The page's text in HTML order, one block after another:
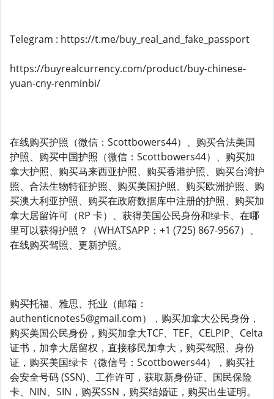
Telegram : https://t.me/buy_real_and_fake_passport
https://buyrealcurrency.com/product/buy-chinese-
yuan-cny-renminbi/
在线购买护照（微信：Scottbowers44）、购买合法美国
护照、购买中国护照（微信：Scottbowers44）、购买加
拿大护照、购买马来西亚护照、购买香港护照、购买台湾护
照、合法生物特征护照、购买美国护照、购买欧洲护照、购
买澳大利亚护照、购买在政府数据库中注册的护照、购买加
拿大居留许可（RP 卡）、获得美国公民身份和绿卡、在哪
里可以获得护照？（WHATSAPP：+1 (725) 867-9567）、
在线购买驾照、更新护照。
购买托福、雅思、托业（邮箱：
authenticnotes5@gmail.com），购买加拿大公民身份，
购买美国公民身份，购买加拿大TCF、TEF、CELPIP、Celta
证书，加拿大居留权，直接移民加拿大，购买驾照、身份
证，购买美国绿卡（微信号：Scottbowers44），购买社
会安全号码 (SSN)、工作许可，获取新身份证、国民保险
卡、NIN、SIN，购买SSN，购买结婚证，购买出生证明。